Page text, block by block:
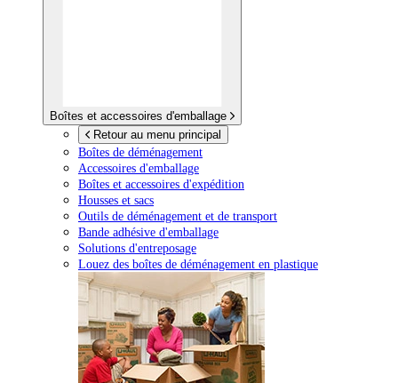
Boîtes et accessoires d'emballage
Retour au menu principal
Boîtes de déménagement
Accessoires d'emballage
Boîtes et accessoires d'expédition
Housses et sacs
Outils de déménagement et de transport
Bande adhésive d'emballage
Solutions d'entreposage
Louez des boîtes de déménagement en plastique